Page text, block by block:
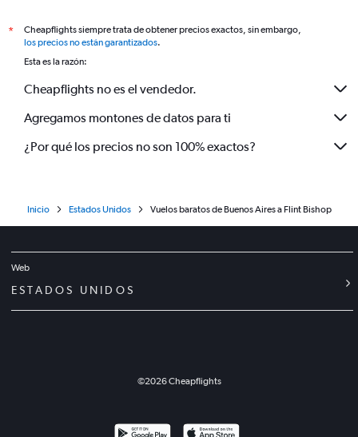
*
Cheapflights siempre trata de obtener precios exactos, sin embargo,
los precios no están garantizados.
Esta es la razón:
Cheapflights no es el vendedor.
Agregamos montones de datos para ti
¿Por qué los precios no son 100% exactos?
Inicio Estados Unidos Vuelos baratos de Buenos Aires a Flint Bishop
Web
ESTADOS UNIDOS
©2026Cheapflights